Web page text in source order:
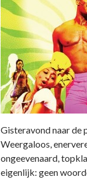
Gisteravond naar de
Weergaloos,
ongeevenaard,
eigenlijk: geen